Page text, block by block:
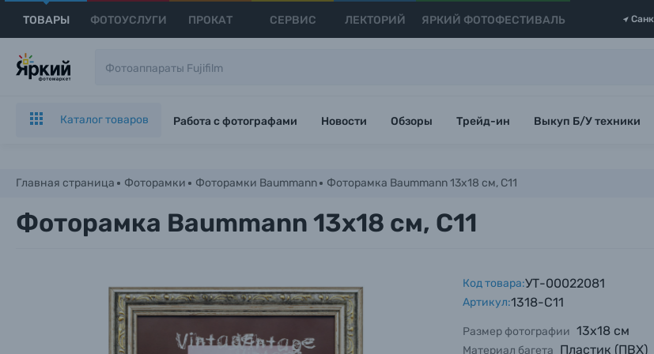
ТОВАРЫ ФОТОУСЛУГИ ПРОКАТ СЕРВИС ЛЕКТОРИЙ ЯРКИЙ ФОТОФЕСТИВАЛЬ
Каталог товаров Работа с фотографами Новости Обзоры Трейд-ин Выкуп Б/У техники
Главная страница Фоторамки Фоторамки Baummann Фоторамка Baummann 13x18 см, C11
Фоторамка Baummann 13x18 см, C11
Код товара:УТ-00022081
Артикул:1318-C11
Размер фотографии 13х18 см
Материал багета Пластик (ПВХ)